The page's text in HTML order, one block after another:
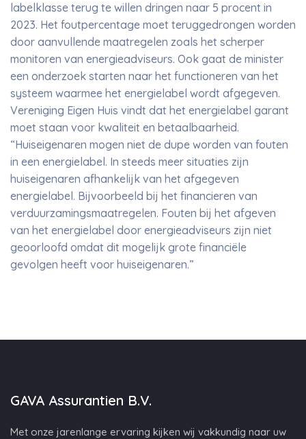
labelklasse terug te willen dringen naar 5 procent in
2023. Het foutpercentage moet teruggedrongen worden
door aanvullende maatregelen zoals het scherper
monitoren van energieadviseurs. Ook gaat de minister
een onderzoek starten naar het functioneren van het
systeem waarmee het energielabel wordt afgegeven.
Vereniging Eigen Huis vindt dat het energielabel garant
moet staan voor kwaliteit en betaalbaarheid.
“Huiseigenaren mogen niet de dupe worden van fouten
in een energielabel. In steeds meer situaties zijn
huiseigenaren afhankelijk van het afgegeven
energielabel. Bijvoorbeeld bij het financieren van
verduurzamingsmaatregelen. Fouten bij het afgeven
van het energielabel door energieadviseurs zijn niet
geoorloofd omdat dit mogelijk grote financiële
gevolgen heeft voor huiseigenaren.”
GAVA Assurantien B.V.
Met onze jarenlange ervaring kijken wij vakkundig naar uw